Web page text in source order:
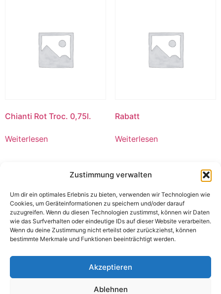
Zustimmung verwalten
Um dir ein optimales Erlebnis zu bieten, verwenden wir Technologien wie
Cookies, um Geräteinformationen zu speichern und/oder darauf
zuzugreifen. Wenn du diesen Technologien zustimmst, können wir Daten
wie das Surfverhalten oder eindeutige IDs auf dieser Website verarbeiten.
Wenn du deine Zustimmung nicht erteilst oder zurückziehst, können
bestimmte Merkmale und Funktionen beeinträchtigt werden.
Akzeptieren
Ablehnen
Chianti Rot Troc. 0,75l.
Weiterlesen
Rabatt
Weiterlesen
2 Minute Noodles Maggi *MDH Garam Masala 100g